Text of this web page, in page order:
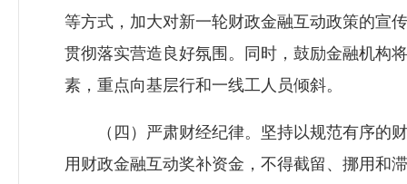
等方式，加大对新一轮财政金融互动政策的宣
贯彻落实营造良好氛围。同时，鼓励金融机构
素，重点向基层行和一线工人员倾斜。
（四）严肃财经纪律。坚持以规范有序的财
用财政金融互动奖补资金，不得截留、挪用和